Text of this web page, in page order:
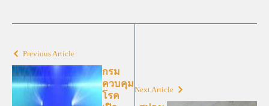
Previous Article
กรม
ควบคุม
โรค
Next Article